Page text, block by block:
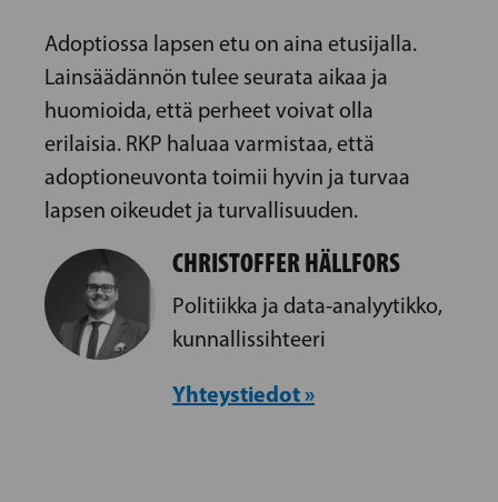
Adoptiossa lapsen etu on aina etusijalla.
Lainsäädännön tulee seurata aikaa ja
huomioida, että perheet voivat olla
erilaisia. RKP haluaa varmistaa, että
adoptioneuvonta toimii hyvin ja turvaa
lapsen oikeudet ja turvallisuuden.
CHRISTOFFER HÄLLFORS
Politiikka ja data-analyytikko,
kunnallissihteeri
Yhteystiedot »